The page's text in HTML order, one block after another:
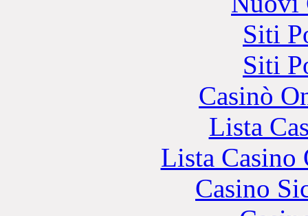
Siti
Siti
Casinò
Lista
Lista
Casino